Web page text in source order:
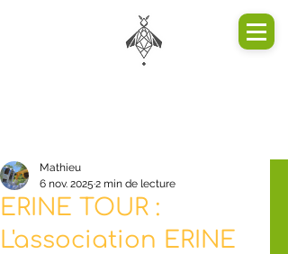
ERINE TOUR :
L'association ERINE
Mathieu
6 nov. 2025 2 min de lecture